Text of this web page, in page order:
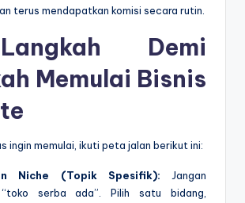
terus mendapatkan komisi secara rutin.
Demi
Memulai Bisnis
ingin memulai, ikuti peta jalan berikut ini:
Niche (Topik Spesifik): Jangan
“toko serba ada”. Pilih satu bidang,